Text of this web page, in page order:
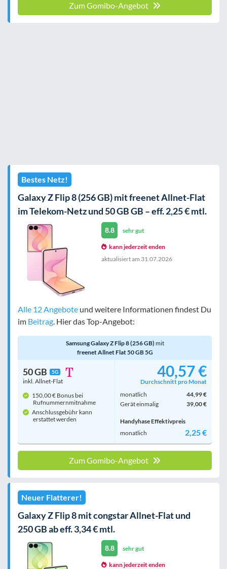
Zum Gomibo-Angebot
Bestes Netz!
Galaxy Z Flip 8 (256 GB) mit freenet Allnet-Flat
im Telekom-Netz und 50 GB GB – eff. 2,25 € mtl.
8.8 sehr gut
kann jederzeit enden
aktualisiert am 31.07.2026
Alle 12 Angebote und weitere Informationen findest Du
im Beitrag. Hier das Top-Angebot:
Samsung Galaxy Z Flip 8 (256 GB) mit
freenet Allnet Flat 50 GB 5G
50 GB 5G
inkl. Allnet-Flat
150,00 € Bonus bei
Rufnummern­mitnahme
Anschlussgebühr kann
erstattet werden
40,57 €
Durchschnitt pro Monat
monatlich
44,99 €
Gerät einmalig
39,00 €
Handyhase Effektivpreis
monatlich
2,25 €
Zum Gomibo-Angebot
Neuer Flatterer!
Galaxy Z Flip 8 mit congstar Allnet-Flat und
250 GB ab eff. 3,34 € mtl.
8.8 sehr gut
kann jederzeit enden